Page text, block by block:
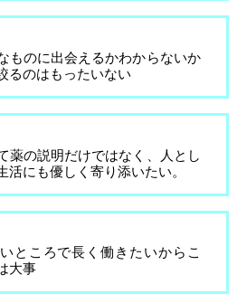
ものに出会えるかわからないか
るのはもったいない
薬の説明だけではなく、人とし
活にも優しく寄り添いたい。
ところで長く働きたいからこ
大事